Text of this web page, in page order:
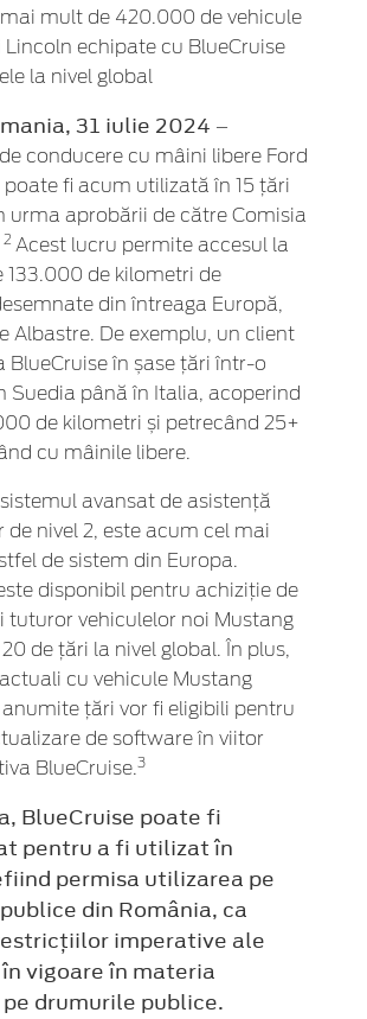
mai mult de 420.000 de vehicule
Lincoln echipate cu BlueCruise
la nivel global
31 iulie 2024 –
de conducere cu mâini libere Ford
poate fi acum utilizată în 15 țări
urma aprobării de către Comisia
2 Acest lucru permite accesul la
133.000 de kilometri de
din întreaga Europă,
Albastre. De exemplu, un client
BlueCruise în șase țări într-o
Suedia până în Italia, acoperind
de kilometri și petrecând 25+
cu mâinile libere.
sistemul avansat de asistență
de nivel 2, este acum cel mai
de sistem din Europa.
disponibil pentru achiziție de
tuturor vehiculelor noi Mustang
de țări la nivel global. În plus,
cu vehicule Mustang
țări vor fi eligibili pentru
de software în viitor
BlueCruise.3
BlueCruise poate fi
pentru a fi utilizat în
permisa utilizarea pe
din România, ca
imperative ale
vigoare în materia
drumurile publice.